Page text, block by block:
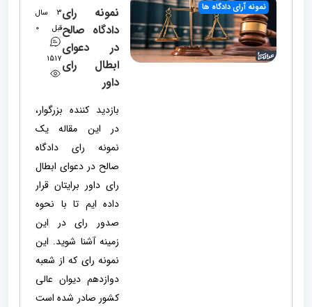
نمونه آرای دادگاه ها
نمونه رای
دادگاه صالح
در دعوای
ابطال رای
داور
3 سال
قبل
0
1517
بازدید کننده بزرگوار،
در این مقاله یک
نمونه رای دادگاه
صالح در دعوای ابطال
رای داور برایتان قرار
داده ایم تا با نحوه
صدور رای در این
زمینه آشنا شوید. این
نمونه رای که از شعبه
دوازدهم دیوان عالی
کشور صادر شده است